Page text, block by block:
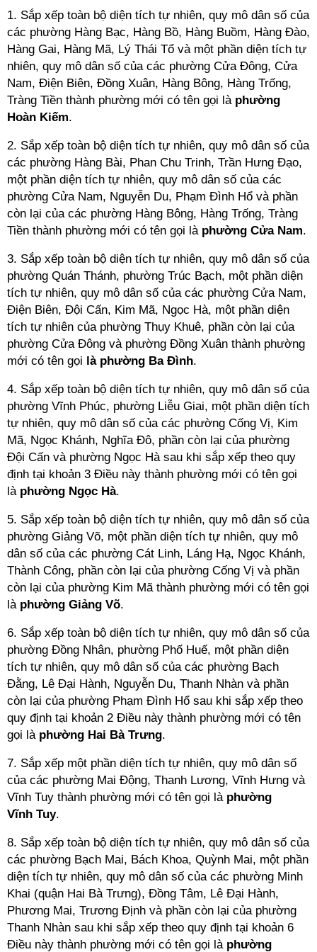
1. Sắp xếp toàn bộ diện tích tự nhiên, quy mô dân số của
các phường Hàng Bạc, Hàng Bồ, Hàng Buồm, Hàng Đào,
Hàng Gai, Hàng Mã, Lý Thái Tổ và một phần diện tích tự
nhiên, quy mô dân số của các phường Cửa Đông, Cửa
Nam, Điện Biên, Đồng Xuân, Hàng Bông, Hàng Trống,
Tràng Tiền thành phường mới có tên gọi là phường
Hoàn Kiếm.
2. Sắp xếp toàn bộ diện tích tự nhiên, quy mô dân số của
các phường Hàng Bài, Phan Chu Trinh, Trần Hưng Đạo,
một phần diện tích tự nhiên, quy mô dân số của các
phường Cửa Nam, Nguyễn Du, Phạm Đình Hổ và phần
còn lại của các phường Hàng Bông, Hàng Trống, Tràng
Tiền thành phường mới có tên gọi là phường Cửa Nam.
3. Sắp xếp toàn bộ diện tích tự nhiên, quy mô dân số của
phường Quán Thánh, phường Trúc Bạch, một phần diện
tích tự nhiên, quy mô dân số của các phường Cửa Nam,
Điện Biên, Đội Cấn, Kim Mã, Ngọc Hà, một phần diện
tích tự nhiên của phường Thụy Khuê, phần còn lại của
phường Cửa Đông và phường Đồng Xuân thành phường
mới có tên gọi là phường Ba Đình.
4. Sắp xếp toàn bộ diện tích tự nhiên, quy mô dân số của
phường Vĩnh Phúc, phường Liễu Giai, một phần diện tích
tự nhiên, quy mô dân số của các phường Cống Vị, Kim
Mã, Ngọc Khánh, Nghĩa Đô, phần còn lại của phường
Đội Cấn và phường Ngọc Hà sau khi sắp xếp theo quy
định tại khoản 3 Điều này thành phường mới có tên gọi
là phường Ngọc Hà.
5. Sắp xếp toàn bộ diện tích tự nhiên, quy mô dân số của
phường Giảng Võ, một phần diện tích tự nhiên, quy mô
dân số của các phường Cát Linh, Láng Hạ, Ngọc Khánh,
Thành Công, phần còn lại của phường Cống Vị và phần
còn lại của phường Kim Mã thành phường mới có tên gọi
là phường Giảng Võ.
6. Sắp xếp toàn bộ diện tích tự nhiên, quy mô dân số của
phường Đồng Nhân, phường Phố Huế, một phần diện
tích tự nhiên, quy mô dân số của các phường Bạch
Đằng, Lê Đại Hành, Nguyễn Du, Thanh Nhàn và phần
còn lại của phường Phạm Đình Hổ sau khi sắp xếp theo
quy định tại khoản 2 Điều này thành phường mới có tên
gọi là phường Hai Bà Trưng.
7. Sắp xếp một phần diện tích tự nhiên, quy mô dân số
của các phường Mai Động, Thanh Lương, Vĩnh Hưng và
Vĩnh Tuy thành phường mới có tên gọi là phường
Vĩnh Tuy.
8. Sắp xếp toàn bộ diện tích tự nhiên, quy mô dân số của
các phường Bạch Mai, Bách Khoa, Quỳnh Mai, một phần
diện tích tự nhiên, quy mô dân số của các phường Minh
Khai (quận Hai Bà Trưng), Đồng Tâm, Lê Đại Hành,
Phương Mai, Trương Định và phần còn lại của phường
Thanh Nhàn sau khi sắp xếp theo quy định tại khoản 6
Điều này thành phường mới có tên gọi là phường